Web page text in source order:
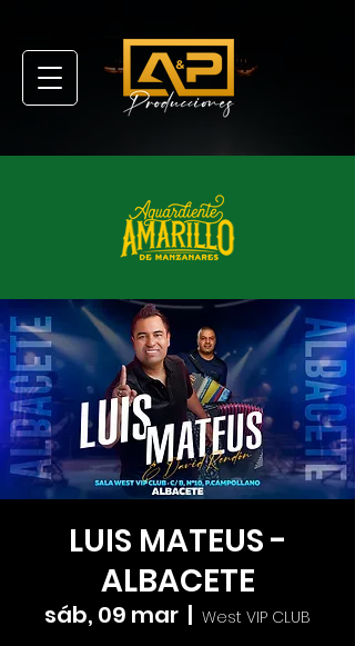
LUIS MATEUS -
ALBACETE
sáb, 09 mar
  |
West VIP CLUB